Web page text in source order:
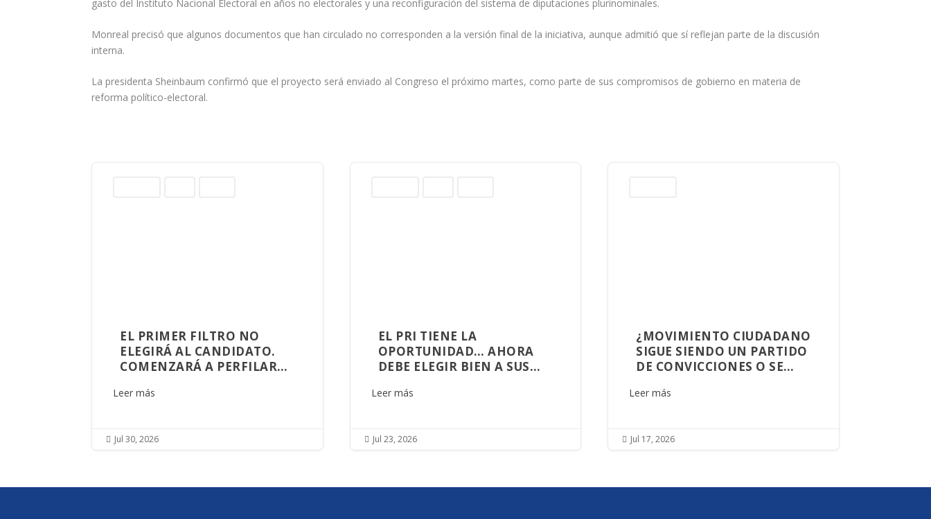
gasto del Instituto Nacional Electoral en años no electorales y una reconfiguración del sistema de diputaciones plurinominales.
Monreal precisó que algunos documentos que han circulado no corresponden a la versión final de la iniciativa, aunque admitió que sí reflejan parte de la discusión
interna.
La presidenta Sheinbaum confirmó que el proyecto será enviado al Congreso el próximo martes, como parte de sus compromisos de gobierno en materia de
reforma político-electoral.
EL PRIMER FILTRO NO
ELEGIRÁ AL CANDIDATO.
COMENZARÁ A PERFILAR
SINALOA
Leer más
 Jul 30, 2026
EL PRI TIENE LA
OPORTUNIDAD… AHORA
DEBE ELEGIR BIEN A SUS
Leer más
 Jul 23, 2026
¿MOVIMIENTO CIUDADANO
SIGUE SIENDO UN PARTIDO
DE CONVICCIONES O SE
PLATAFORMA DE
Leer más
 Jul 17, 2026